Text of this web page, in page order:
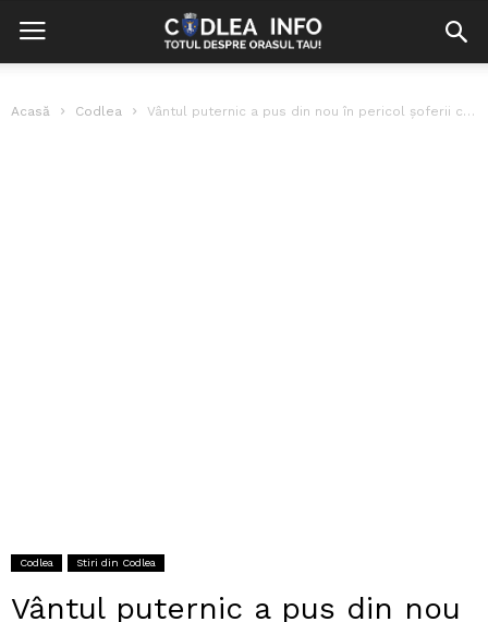
Acasă Codlea Vântul puternic a pus din nou în pericol șoferii care au tranzitat...
Codlea Stiri din Codlea
Vântul puternic a pus din nou